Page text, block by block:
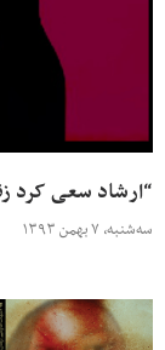
“ارشاد سعی کرد
سه‌شنبه، ۷ بهمن ۱۳۹۳